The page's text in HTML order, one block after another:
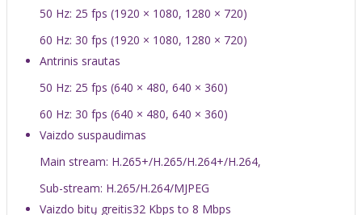
50 Hz: 25 fps (1920 × 1080, 1280 × 720)
60 Hz: 30 fps (1920 × 1080, 1280 × 720)
Antrinis srautas
50 Hz: 25 fps (640 × 480, 640 × 360)
60 Hz: 30 fps (640 × 480, 640 × 360)
Vaizdo suspaudimas
Main stream: H.265+/H.265/H.264+/H.264,
Sub-stream: H.265/H.264/MJPEG
Vaizdo bitų greitis32 Kbps to 8 Mbps